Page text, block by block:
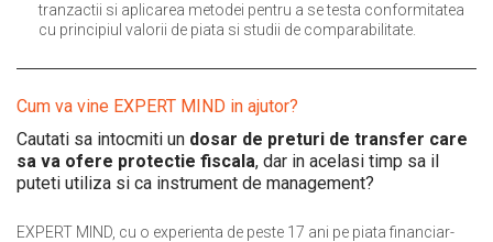
tranzactii si aplicarea metodei pentru a se testa conformitatea
cu principiul valorii de piata si studii de comparabilitate.
Cum va vine EXPERT MIND in ajutor?
Cautati sa intocmiti un dosar de preturi de transfer care
sa va ofere protectie fiscala, dar in acelasi timp sa il
puteti utiliza si ca instrument de management?
EXPERT MIND, cu o experienta de peste 17 ani pe piata financiar-